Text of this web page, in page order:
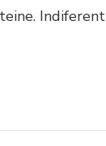
Indiferent